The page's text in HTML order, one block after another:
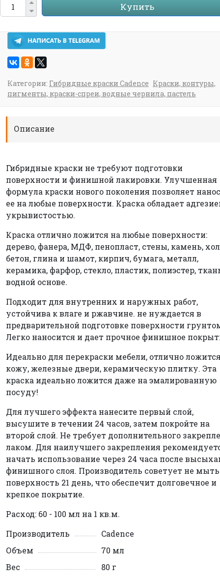
Купить
Категории: Гибридные краски Cadence Краски, контуры,
пигменты, краски-спреи, водные чернила, пастель
Описание
Гибридные краски не требуют подготовки
поверхности и финишной лакировки. Улучшенная
формула краски нового поколения позволяет
ее на любые поверхности. Краска обладает
укрывистостью.
Краска отлично ложится на любые поверхности:
дерево, фанера, МДФ, пенопласт, стены, камень,
бетон, глина и шамот, кирпич, бумага, металл,
керамика, фарфор, стекло, пластик, полиэстер,
водной основе.
Подходит для внутренних и наружных работ,
устойчива к влаге и ржавчине. не нуждается в
предварительной подготовке поверхности
Легко наносится и дает прочное финишное
Идеально для перекраски мебели, отлично
кожу, железные двери, керамическую плитку. Эта
краска идеально ложится даже на эмалированную
посуду!
Для лучшего эффекта нанесите первый слой,
высушите в течении 24 часов, затем покройте на
второй слой. Не требует дополнительного
лаком. Для наилучшего закрепления
начать использование через 24 часа после
финишного слоя. Производитель советует не мыть
поверхность 21 день, что обеспечит долговечное и
крепкое покрытие.
Расход: 60 - 100 мл на 1 кв.м.
Производитель
Cadence
Объем
70 мл
Вес
80 г